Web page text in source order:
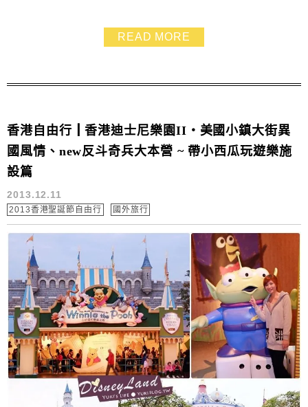
行 ❤ 房內有微波爐可以加熱食物.自己準備伙食又大大省
了一筆! 接駁車來回市中心荃灣站、青衣站.要去迪士尼也
X...
READ MORE
香港自由行┃香港迪士尼樂園II‧美國小鎮大街異
國風情、new反斗奇兵大本營 ~ 帶小西瓜玩遊樂施
設篇
2013.12.11
2013香港聖誕節自由行 國外旅行